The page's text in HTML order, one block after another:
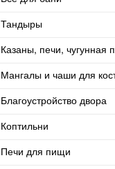
Тандыры
Казаны, печи, чугунная
Мангалы и чаши для
Благоустройство двора
Коптильни
Печи для пищи